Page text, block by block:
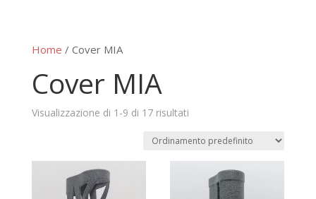
Home / Cover MIA
Cover MIA
Visualizzazione di 1-9 di 17 risultati